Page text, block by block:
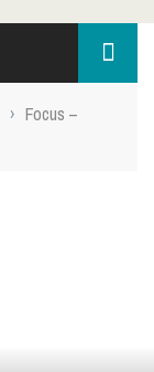
› Focus –